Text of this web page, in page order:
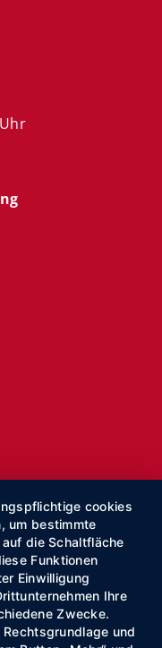
cookies
um bestimmte
die Schaltfläche
Funktionen
Einwilligung
Ihre
Zwecke.
und